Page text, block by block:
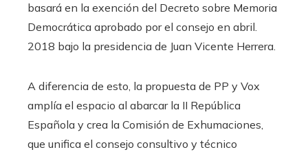
basará en la exención del Decreto sobre Memoria
Democrática aprobado por el consejo en abril.
2018 bajo la presidencia de Juan Vicente Herrera.
A diferencia de esto, la propuesta de PP y Vox
amplía el espacio al abarcar la II República
Española y crea la Comisión de Exhumaciones,
que unifica el consejo consultivo y técnico